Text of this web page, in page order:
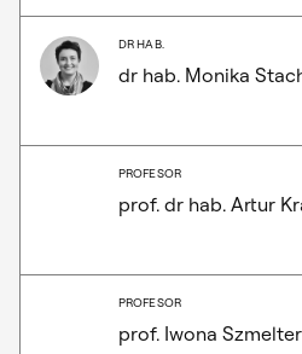
DR HAB.
dr hab. Monika
PROFESOR
prof. dr hab. Artur
PROFESOR
prof. Iwona Szmelter